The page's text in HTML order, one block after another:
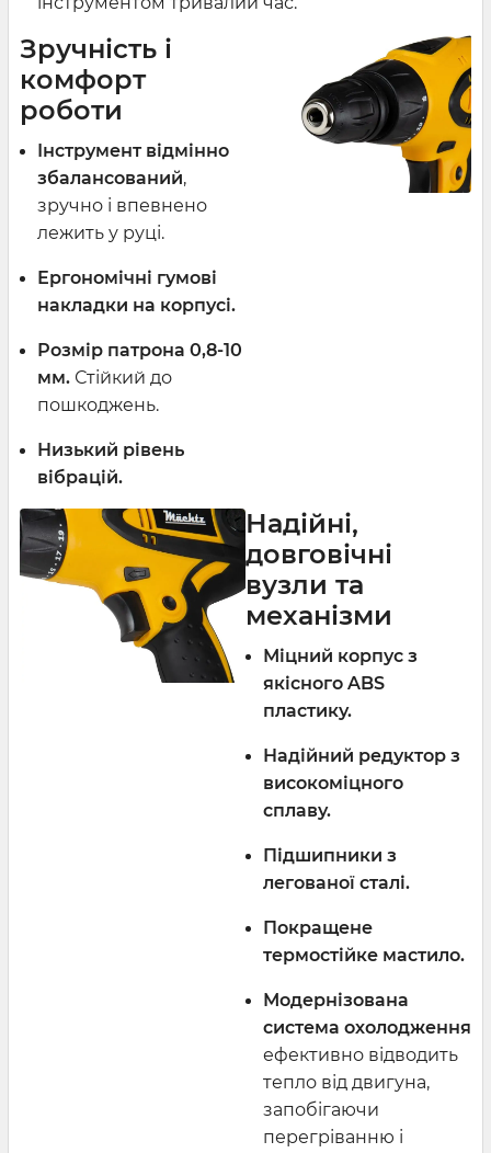
Зручність і
комфорт
роботи
Інструмент відмінно
збалансований,
зручно і впевнено
лежить у руці.
Ергономічні гумові
накладки на корпусі.
Розмір патрона 0,8-10
мм. Стійкий до
пошкоджень.
Низький рівень
вібрацій.
Надійні,
довговічні
вузли та
механізми
Міцний корпус з
якісного ABS
пластику.
Надійний редуктор з
високоміцного
сплаву.
Підшипники з
легованої сталі.
Покращене
термостійке мастило.
Модернізована
система охолодження
ефективно відводить
тепло від двигуна,
запобігаючи
перегріванню і